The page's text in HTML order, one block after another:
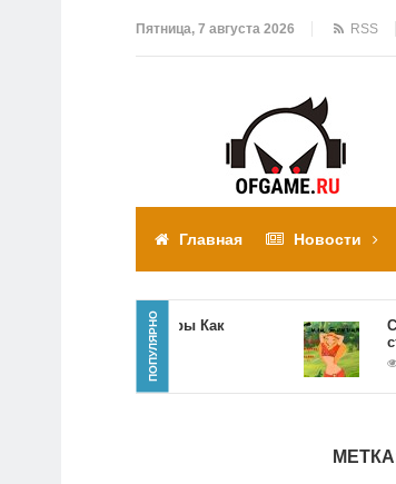
Пятница, 7 августа 2026 RSS
Главная Новости
ПОПУЛЯРНО
Прохождение игры Как
Сила